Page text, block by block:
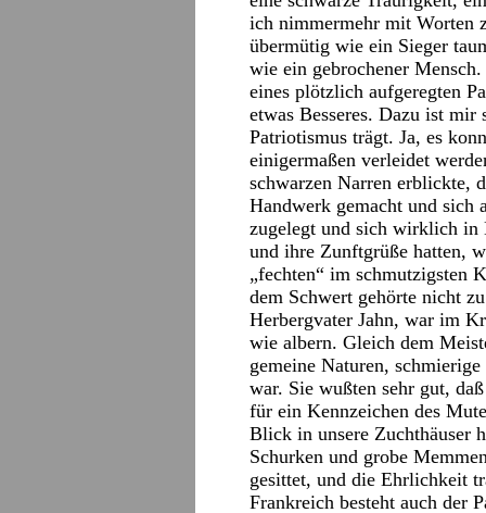
ich nimmermehr mit Worten
übermütig wie ein Sieger
wie ein gebrochener
eines plötzlich aufgeregten
etwas Besseres. Dazu ist
Patriotismus trägt. Ja, es
einigermaßen verleidet
schwarzen Narren erblickte,
Handwerk gemacht und sich
zugelegt und sich wirklich in
und ihre Zunftgrüße hatten,
„fechten“ im schmutzigsten
dem Schwert gehörte nicht
Herbergvater Jahn, war im
wie albern. Gleich dem
gemeine Naturen,
war. Sie wußten sehr gut,
für ein Kennzeichen des
Blick in unsere Zuchthäuser
Schurken und grobe
gesittet, und die Ehrlichkeit
Frankreich besteht auch der